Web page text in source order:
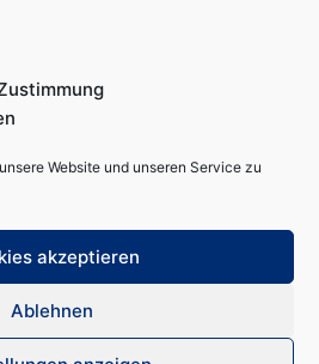
Website und unseren Service zu
akzeptieren
Ablehnen
© 2026 QQTec